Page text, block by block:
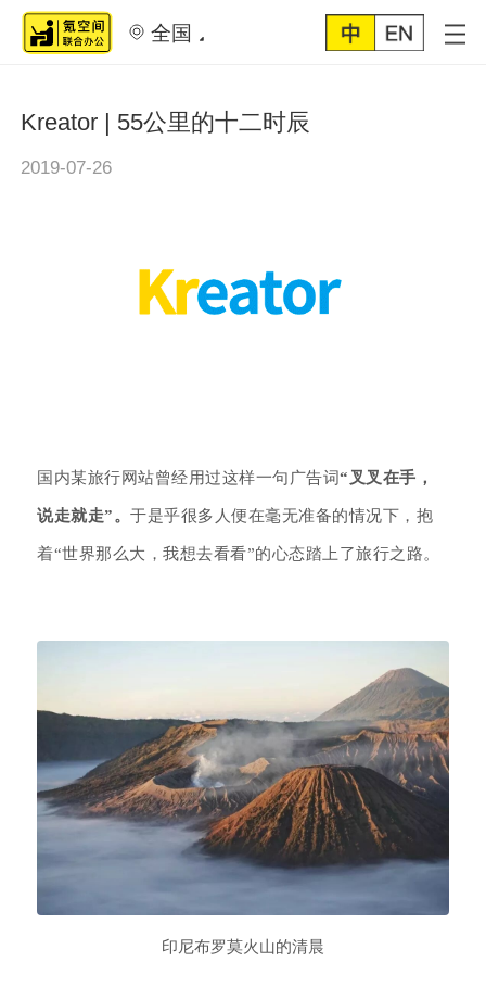
全国
Kreator | 55公里的十二时辰
2019-07-26
国内某旅行网站曾经用过这样一句广告词“叉叉在手，
说走就走”。于是乎很多人便在毫无准备的情况下，抱
着“世界那么大，我想去看看”的心态踏上了旅行之路。
印尼布罗莫火山的清晨